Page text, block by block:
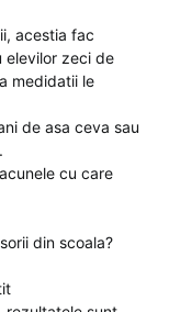
acestia fac
elevilor zeci de
medidatii le
de asa ceva sau
cu care
din scoala?